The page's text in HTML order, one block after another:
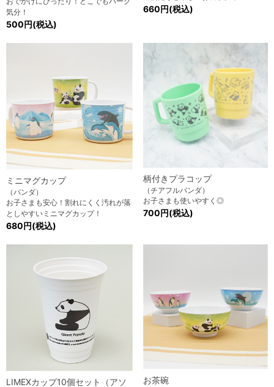
気分！
500円(税込)
660円(税込)
ミニマグカップ
（パンダ）
お子さまも安心！割れにくく汚れが落
としやすいミニマグカップ！
680円(税込)
柄付きプラコップ
（チアフルパンダ）
お子さまも使いやすく◎
700円(税込)
LIMEXカップ10個セット（アソ
お茶碗